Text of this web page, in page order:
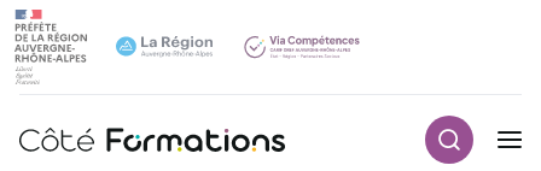
Navigation principale